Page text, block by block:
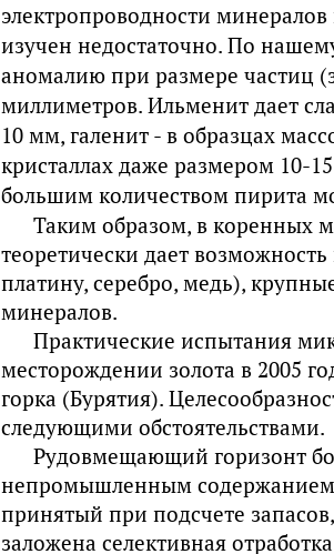
электропроводности
изучен недостаточно. По
аномалию при размере частиц
миллиметров. Ильменит дает
10 мм, галенит - в образцах
кристаллах даже размером 10-
большим количеством пирита
Таким образом, в коренных
теоретически дает
платину, серебро, медь),
минералов.
Практические испытания
месторождении золота в 2005
горка (Бурятия).
следующими обстоятельствами.
Рудовмещающий горизонт
непромышленным содержанием
принятый при подсчете
заложена селективная